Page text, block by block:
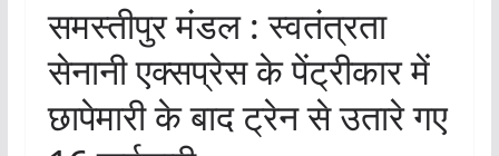
समस्तीपुर मंडल : स्वतंत्रता
सेनानी एक्सप्रेस के पेंट्रीकार में
छापेमारी के बाद ट्रेन से उतारे गए